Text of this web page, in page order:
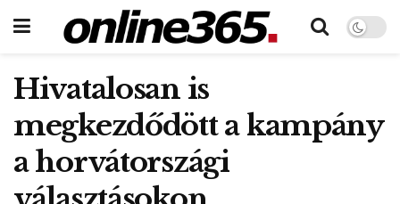
Hivatalosan is
megkezdődött a kampány
a horvátországi